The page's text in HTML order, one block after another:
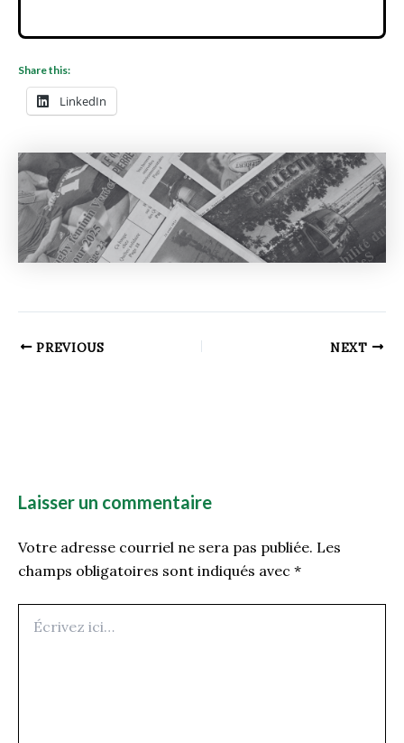
Share this:
LinkedIn
PREVIOUS NEXT
Laisser un commentaire
Votre adresse courriel ne sera pas publiée. Les
champs obligatoires sont indiqués avec *
ici…